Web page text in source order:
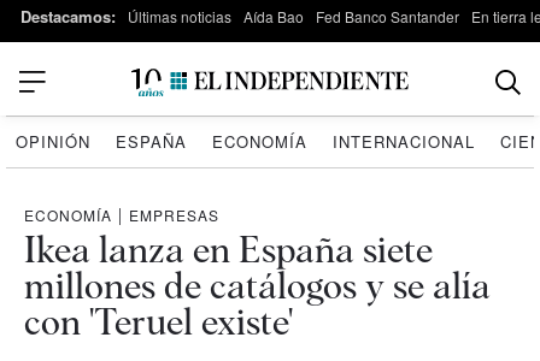
Destacamos: Últimas noticias Aída Bao Fed Banco Santander En tierra
OPINIÓN ESPAÑA ECONOMÍA INTERNACIONAL
ECONOMÍA | EMPRESAS
Ikea lanza en España siete
millones de catálogos y se alía
con 'Teruel existe'